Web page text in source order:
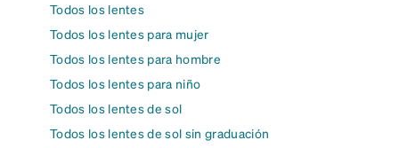
Todos los lentes
Todos los lentes para mujer
Todos los lentes para hombre
Todos los lentes para niño
Todos los lentes de sol
Todos los lentes de sol sin graduación